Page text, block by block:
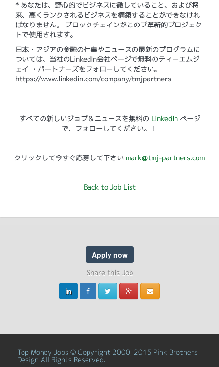
* あなたは、野心的でビジネスに徹していること、および将
来、高くランクされるビジネスを構築することができなけれ
ばなりません。 ブロックチェインがこのプ革新的プロジェク
トで使用されます。​
日本・アジアの金融の仕事やニュースの最新のプログラムに
ついては、当社のLinkedIn会社ページで無料のティーエムジ
ェイ ・パートナーズをフォローしてください。
https://www.linkedin.com/company/tmjpartners
すべての新しいジョブ＆ニュースを無料の LinkedInページ
で、フォローしてください。！
クリックして今すぐ応募して下さい mark@tmj-partners.com
Back to Job List
Apply now
Share this Job
Top Money Jobs © Copyright 2000, 2015 Pink Brothers
Design All Rights Reserved.